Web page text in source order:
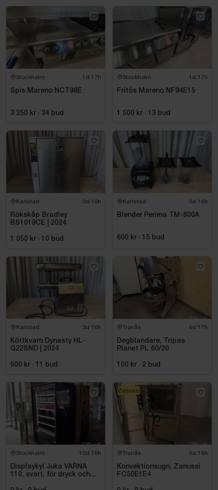
Stockholm 1d 17h
Spis Mareno NCT98E
3 250 kr · 34 bud
Stockholm 1d 17h
Fritös Mareno NF94E15
1 500 kr · 13 bud
Karlstad 3d 16h
Rökskåp Bradley
BS1019CE | 2024
1 050 kr · 10 bud
Karlstad 3d 16h
Blender Perima TM-800A
600 kr · 15 bud
Karlstad 3d 16h
Köttkvarn Dynasty HL-
G22SND | 2024
500 kr · bud
Tranås 4d 17h
Degblandare, Tripas
Planet PL 60/20
100 kr · 2 bud
Stockholm 10d 18h
Displaykyl Juka VARNA
110, svart, för dryck och
Tranås 4d 18h
Konvektionsugn, Zanussi
FC50E1E4
Zanussi